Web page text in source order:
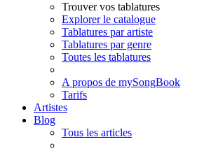
Trouver vos tablatures
Explorer le catalogue
Tablatures par artiste
Tablatures par genre
Toutes les tablatures
A propos de mySongBook
Tarifs
Artistes
Blog
Tous les articles